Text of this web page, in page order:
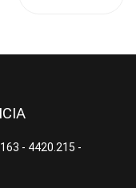
- 4420.215 -